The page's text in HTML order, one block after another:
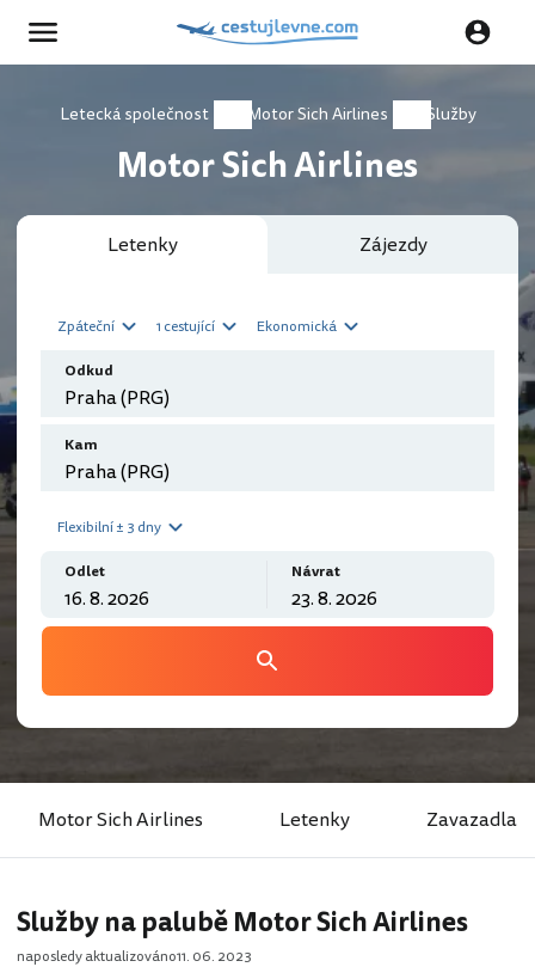
Letecká společnost Motor Sich Airlines Služby
Motor Sich Airlines
Letenky Zájezdy
Zpáteční 1 cestující Ekonomická
Odkud
Kam
Flexibilní ± 3 dny
Odlet Návrat
Motor Sich Airlines Letenky Zavazadla
Služby na palubě Motor Sich Airlines
naposledy aktualizováno11. 06. 2023